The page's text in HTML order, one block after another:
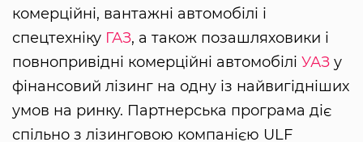
комерційні, вантажні автомобілі і
спецтехніку ГАЗ, а також позашляховики і
повнопривідні комерційні автомобілі УАЗ у
фінансовий лізинг на одну із найвигідніших
умов на ринку. Партнерська програма діє
спільно з лізинговою компанією ULF